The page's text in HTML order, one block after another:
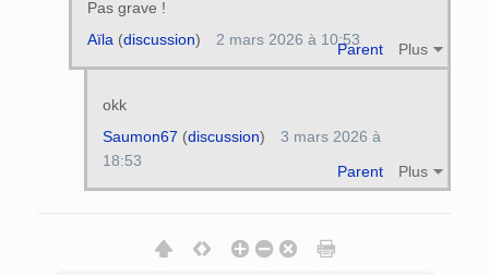
Pas grave !
Parent Plus
Aïla (discussion) 2 mars 2026 à 10:53
okk
Parent Plus
Saumon67 (discussion)
3 mars 2026 à
18:53